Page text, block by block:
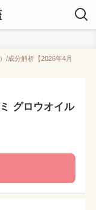
/成分解析【2026年4月
グロウオイル